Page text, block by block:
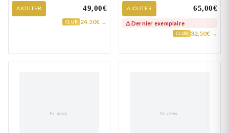
AJOUTER 49,00€
CLUB 24,50€ →
AJOUTER 65,00€
⚠️ Dernier exemplaire
CLUB 32,50€ →